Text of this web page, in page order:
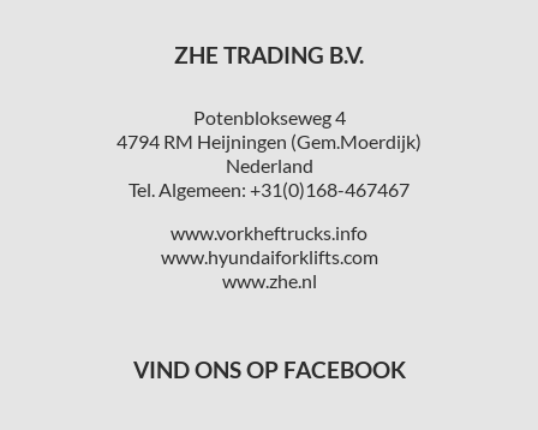
ZHE TRADING B.V.
Potenblokseweg 4
4794 RM Heijningen (Gem.Moerdijk)
Nederland
Tel. Algemeen: +31(0)168-467467
www.vorkheftrucks.info
www.hyundaiforklifts.com
www.zhe.nl
VIND ONS OP FACEBOOK